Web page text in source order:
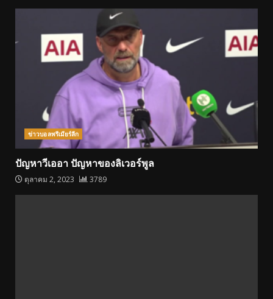
ข่าวบอลพรีเมียร์ลีก
ปัญหาวีเออา ปัญหาของลิเวอร์พูล
ตุลาคม 2, 2023 3789